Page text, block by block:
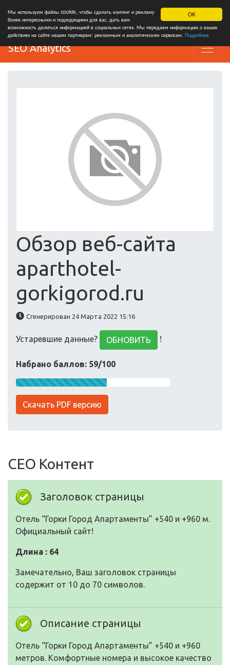
OK
Мы используем файлы cookie, чтобы сделать контент и рекламу
более интересными и подходящими для вас, дать вам
возможность делиться информацией в социальных сетях. Мы передаем информацию о ваших
действиях на сайте нашим партнерам: рекламным и аналитическим сервисам. Подробнее
SEO Analytics
Обзор веб-сайта
aparthotel-
gorkigorod.ru
Сгенерирован 24 Марта 2022 15:16
Устаревшие данные? ОБНОВИТЬ !
Набрано баллов: 59/100
Скачать PDF версию
СЕО Контент
Заголовок страницы
Отель “Горки Город Апартаменты” +540 и +960 м.
Официальный сайт!
Длина : 64
Замечательно, Ваш заголовок страницы
содержит от 10 до 70 символов.
Описание страницы
Отель “Горки Город Апартаменты” +540 и +960
метров. Комфортные номера и высокое качество